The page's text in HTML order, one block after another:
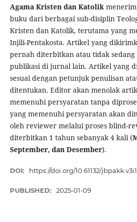
Agama Kristen dan Katolik
buku dari berbagai sub-disiplin
Kristen dan Katolik, terutama yang
Injili-Pentakosta. Artikel yang
pernah diterbitkan atau tidak sedang
publikasi di jurnal lain. Artikel yang
sesuai dengan petunjuk penulisan
ditentukan. Editor akan menolak
memenuhi persyaratan tanpa
yang memenuhi persyaratan akan
oleh reviewer melalui proses blind-
diterbitkan 1 tahun sebanyak 4 kali (
September, dan Desember).
DOI: https://doi.org/10.61132/jbpakk.v3i1
PUBLISHED: 2025-01-09